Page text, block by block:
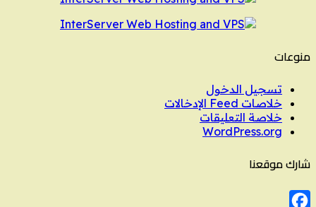
منوعات
تسجيل الدخول
خلاصات Feed الإدخالات
خلاصة التعليقات
WordPress.org
شارك موقعنا